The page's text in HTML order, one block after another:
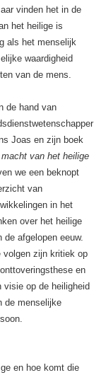
vinden het in de
het heilige is
als het menselijk
waardigheid
van de mens.
de hand van
Joas en zijn boek
van het heilige
we een beknopt
van
in het
over het heilige
de afgelopen eeuw.
volgen zijn kritiek op
en
visie op de heiligheid
de menselijke
en hoe komt die